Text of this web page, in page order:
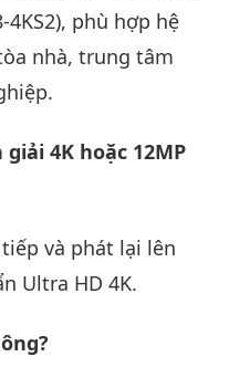
4KS2), phù hợp hệ
nhà, trung tâm
4K hoặc 12MP
và phát lại lên
Ultra HD 4K.